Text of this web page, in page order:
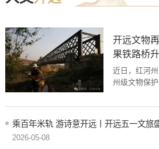
开远文物
果铁路桥
近日，红河
州级文物保
路木花果铁
远市在保护
乘百年米轨 游诗意开远丨开远五一文旅
2026-05-08